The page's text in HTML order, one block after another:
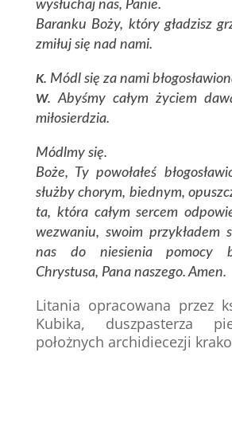
wysłuchaj nas, Panie.
Baranku Boży, który gładzisz
zmiłuj się nad nami.
K. Módl się za nami
W. Abyśmy całym życiem
miłosierdzia.
Módlmy się.
Boże, Ty powołałeś
służby chorym, biednym,
ta, która całym sercem
wezwaniu, swoim przykładem
nas do niesienia pomocy
Chrystusa, Pana naszego. Amen.
Litania opracowana przez
Kubika, duszpasterza
położnych archidiecezji